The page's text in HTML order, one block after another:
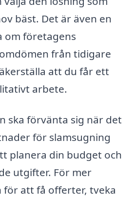
bäst. Det är även en
om företagens
från tidigare
att du får ett
arbete.
ska förvänta sig när det
för slamsugning
planera din budget och
utgifter. För mer
att få offerter, tveka